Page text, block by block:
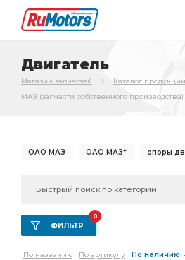
Двигатель
Магазин запчастей Каталог продукции
МАЗ (запчасти собственного производства)
ОАО МАЗ ОАО МАЗ* опоры
Указатель уровня масла
масла ОАО МАЗ
ФИЛЬТР
0
По названию По артикулу По наличию